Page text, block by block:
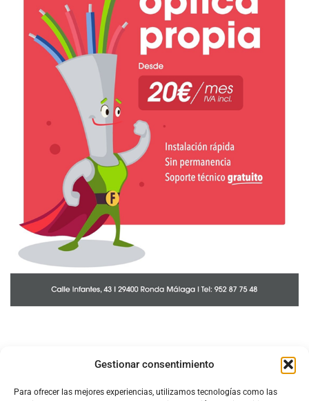
Gestionar consentimiento
Para ofrecer las mejores experiencias, utilizamos tecnologías como las